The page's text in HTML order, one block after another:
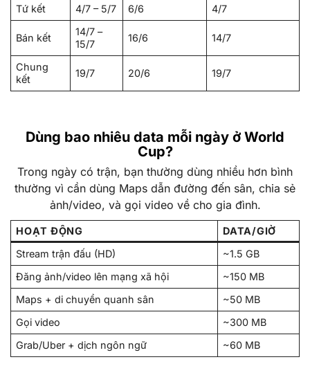
Tứ kết 4/7 – 5/7 6/6 4/7
Bán kết
14/7 –
15/7
16/6 14/7
Chung
kết
19/7 20/6 19/7
Dùng bao nhiêu data mỗi ngày ở World
Cup?
Trong ngày có trận, bạn thường dùng nhiều hơn bình
thường vì cần dùng Maps dẫn đường đến sân, chia sẻ
ảnh/video, và gọi video về cho gia đình.
HOẠT ĐỘNG
DATA/GIỜ
Stream trận đấu (HD)
~1.5 GB
Đăng ảnh/video lên mạng xã hội
~150 MB
Maps + di chuyển quanh sân
~50 MB
Gọi video
~300 MB
Grab/Uber + dịch ngôn ngữ
~60 MB